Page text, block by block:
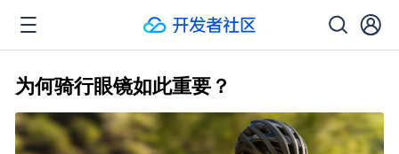
为何骑行眼镜如此重要？